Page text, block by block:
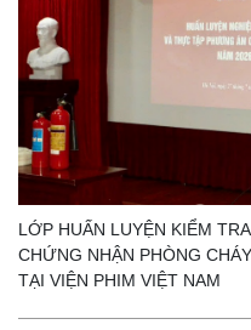
LỚP HUẤN LUYỆN KIỂM
CHỨNG NHẬN PHÒNG
TẠI VIỆN PHIM VIỆT NAM